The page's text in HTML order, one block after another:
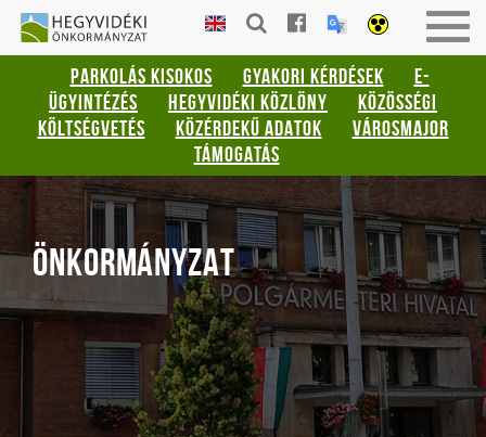
Gyorsbillentyűk
listája
Keresés:
"S"
Bejelentkezés:
HEGYVIDÉKI
ÖNKORMÁNYZAT
PARKOLÁS KISOKOS GYAKORI KÉRDÉSEK
E-
ÜGYINTÉZÉS
HEGYVIDÉKI KÖZLÖNY
KÖZÖSSÉGI
KÖLTSÉGVETÉS
KÖZÉRDEKŰ ADATOK
VÁROSMAJOR
TÁMOGATÁS
ÖNKORMÁNYZAT